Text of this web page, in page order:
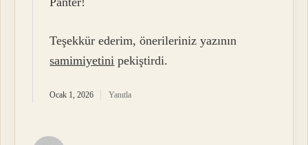
Teşekkür ederim, önerileriniz yazının
samimiyetini pekiştirdi.
Ocak 1, 2026 Yanıtla